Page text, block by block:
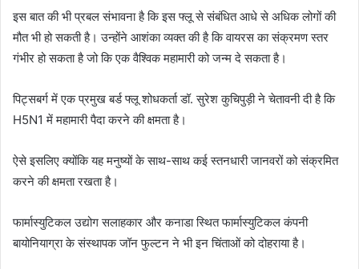
इस बात की भी प्रबल संभावना है कि इस फ्लू से संबंधित आधे से अधिक लोगों की
मौत भी हो सकती है। उन्होंने आशंका व्यक्त की है कि वायरस का संक्रमण स्तर
गंभीर हो सकता है जो कि एक वैश्विक महामारी को जन्म दे सकता है।
पिट्सबर्ग में एक प्रमुख बर्ड फ्लू शोधकर्ता डॉ. सुरेश कुचिपुड़ी ने चेतावनी दी है कि
H5N1 में महामारी पैदा करने की क्षमता है।
ऐसे इसलिए क्योंकि यह मनुष्यों के साथ-साथ कई स्तनधारी जानवरों को संक्रमित
करने की क्षमता रखता है।
फार्मास्युटिकल उद्योग सलाहकार और कनाडा स्थित फार्मास्युटिकल कंपनी
बायोनियाग्रा के संस्थापक जॉन फुल्टन ने भी इन चिंताओं को दोहराया है।